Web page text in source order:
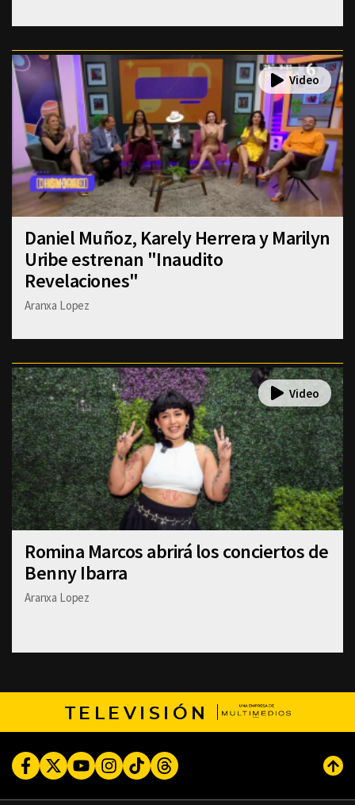
Daniel Muñoz, Karely Herrera y Marilyn
Uribe estrenan "Inaudito
Revelaciones"
Aranxa Lopez
Romina Marcos abrirá los conciertos de
Benny Ibarra
Aranxa Lopez
TELEVISIÓN
FacebookTwitterYoutubeInstagram
TikTokThreads